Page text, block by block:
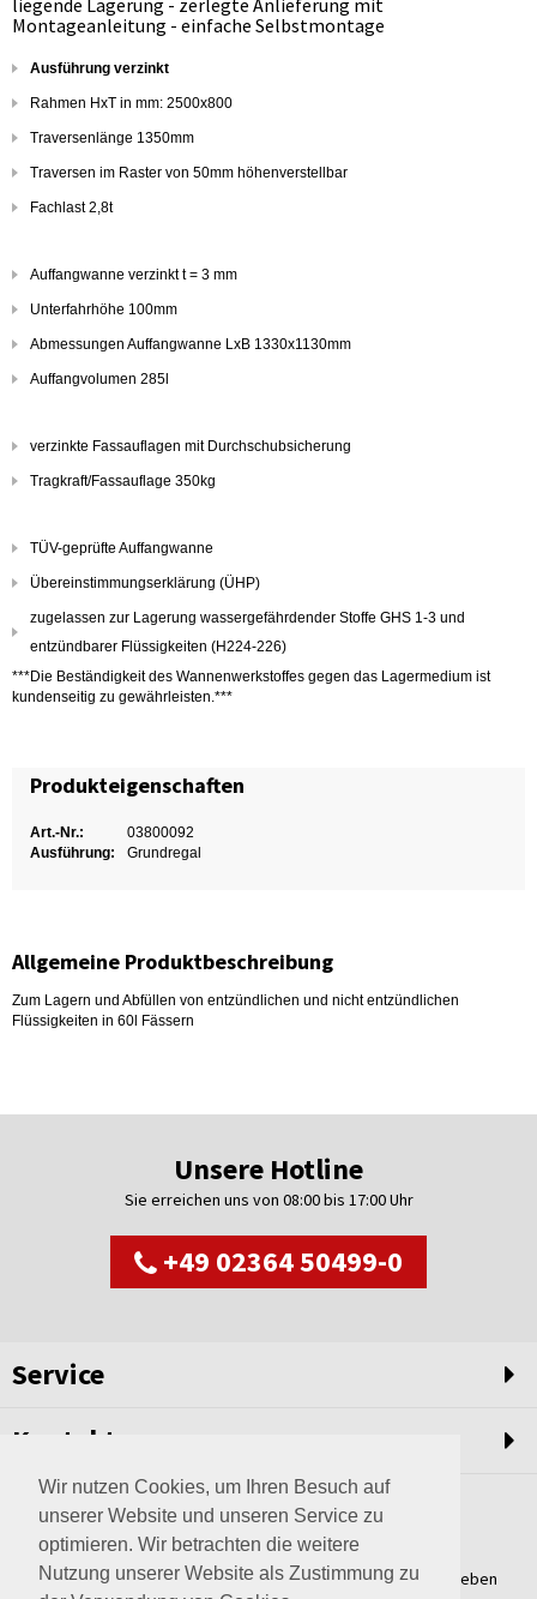
Wir nutzen Cookies, um Ihren Besuch auf
unserer Website und unseren Service zu
optimieren. Wir betrachten die weitere
Nutzung unserer Website als Zustimmung zu
liegende Lagerung - zerlegte Anlieferung mit
Montageanleitung - einfache Selbstmontage
Ausführung verzinkt
Rahmen HxT in mm: 2500x800
Traversenlänge 1350mm
Traversen im Raster von 50mm höhenverstellbar
Fachlast 2,8t
Auffangwanne verzinkt t = 3 mm
Unterfahrhöhe 100mm
Abmessungen Auffangwanne LxB 1330x1130mm
Auffangvolumen 285l
verzinkte Fassauflagen mit Durchschubsicherung
Tragkraft/Fassauflage 350kg
TÜV-geprüfte Auffangwanne
Übereinstimmungserklärung (ÜHP)
zugelassen zur Lagerung wassergefährdender Stoffe GHS 1-3 und
entzündbarer Flüssigkeiten (H224-226)
***Die Beständigkeit des Wannenwerkstoffes gegen das Lagermedium ist
kundenseitig zu gewährleisten.***
Produkteigenschaften
Art.-Nr.:
03800092
Ausführung:
Grundregal
Allgemeine Produktbeschreibung
Zum Lagern und Abfüllen von entzündlichen und nicht entzündlichen
Flüssigkeiten in 60l Fässern
Unsere Hotline
Sie erreichen uns von 08:00 bis 17:00 Uhr
+49 02364 50499-0
Service
Kontakt
Weltweit setzen wir unsere Erfahrungswerte und unser Streben